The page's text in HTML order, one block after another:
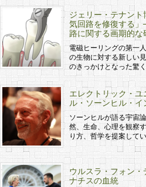
ジェリー・テナン
気回路を修復する
路に関する画期的な
電磁ヒーリングの第一
の生物に対する新しい
のきっかけとなった驚
エレクトリック・
ル・ソーンヒル・イ
ソーンヒルが語る宇宙
然、生命、心理を観察
り方、哲学を提案して
ウルスラ・フォン・
ナチスの血統